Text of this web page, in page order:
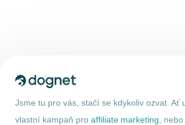
Jsme tu pro vás, stačí se kdykoliv ozvat. Ať
vlastní kampaň pro affiliate marketing ,